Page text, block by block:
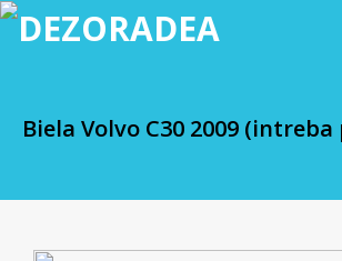
Biela Volvo C30 2009